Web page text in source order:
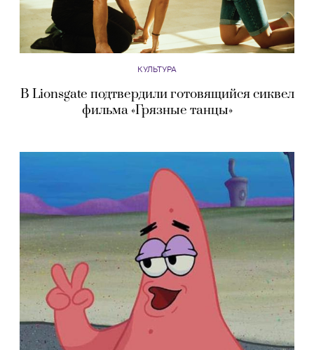
КУЛЬТУРА
В Lionsgate подтвердили готовящийся сиквел
фильма «Грязные танцы»